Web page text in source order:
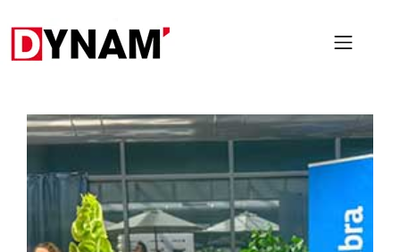
PROJETS
NOUS
LOCATION